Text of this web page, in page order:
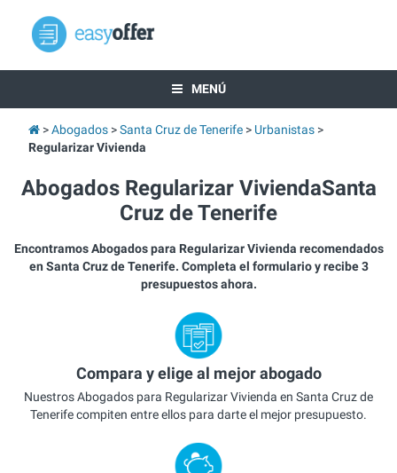
MENÚ
Abogados Santa Cruz de Tenerife
Urbanistas
Regularizar Vivienda
Abogados Regularizar ViviendaSanta
Cruz de Tenerife
Encontramos Abogados para Regularizar Vivienda recomendados
en Santa Cruz de Tenerife. Completa el formulario y recibe 3
presupuestos ahora.
Compara y elige al mejor abogado
Nuestros Abogados para Regularizar Vivienda en Santa Cruz de
Tenerife compiten entre ellos para darte el mejor presupuesto.